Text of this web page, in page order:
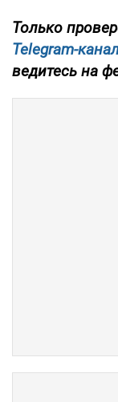
Только
Telegram-
ведитесь на